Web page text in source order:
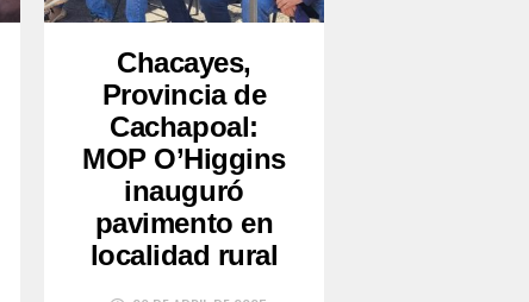
Chacayes,
Provincia de
Cachapoal:
MOP O’Higgins
inauguró
pavimento en
localidad rural